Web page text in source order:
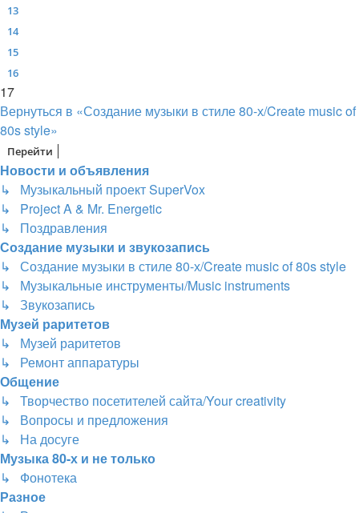
13
14
15
16
17
Вернуться в «Создание музыки в стиле 80-х/Create music of
80s style»
Перейти
Новости и объявления
↳ Музыкальный проект SuperVox
↳ Project A & Mr. Energetic
↳ Поздравления
Создание музыки и звукозапись
↳ Создание музыки в стиле 80-х/Create music of 80s style
↳ Музыкальные инструменты/Music instruments
↳ Звукозапись
Музей раритетов
↳ Музей раритетов
↳ Ремонт аппаратуры
Общение
↳ Творчество посетителей сайта/Your creativity
↳ Вопросы и предложения
↳ На досуге
Музыка 80-х и не только
↳ Фонотека
Разное